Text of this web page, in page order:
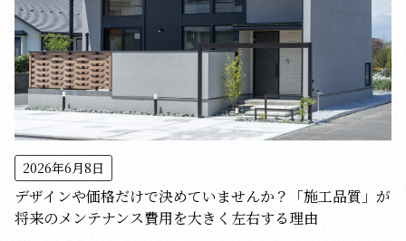
2026年6月8日
デザインや価格だけで決めていませんか？「施工品質」が
将来のメンテナンス費用を大きく左右する理由